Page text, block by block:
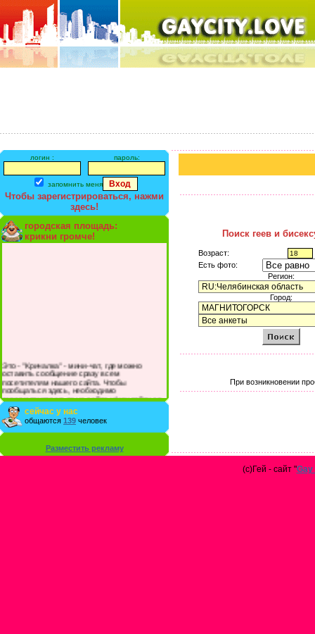
логин : пароль:
запомнить меня
Чтобы зарегистрироваться, нажми
здесь!
городская площадь:
крикни громче!
Это - "Кричалка" - мини-чат, где можно
оставить сообщение сразу всем
посетителям нашего сайта. Чтобы
пообщаться здесь, необходимо
зарегистрироваться на сайте и/или войти со
своими логином и паролем.
сейчас у нас
общаются 139 человек
Разместить рекламу
Поиск геев и
Возраст:
Есть фото:
Регион:
Город:
При возникновении
(с)Гей - сайт "Gay